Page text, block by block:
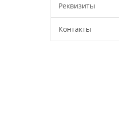
Реквизиты
Контакты